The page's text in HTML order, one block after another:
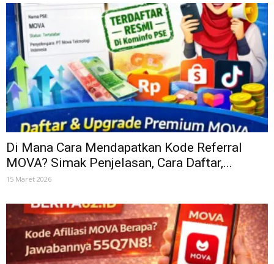
Di Mana Cara Mendapatkan Kode Referral
MOVA? Simak Penjelasan, Cara Daftar,...
15 Maret 2026